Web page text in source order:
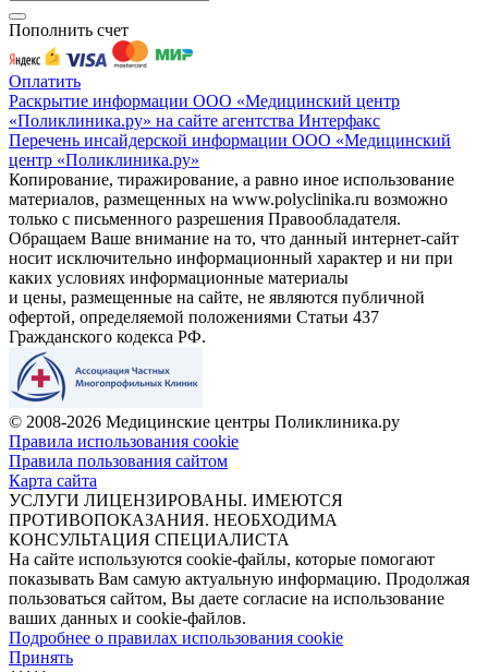
Пополнить счет
Оплатить
Раскрытие информации ООО «Медицинский центр
«Поликлиника.ру» на сайте агентства Интерфакс
Перечень инсайдерской информации ООО «Медицинский
центр «Поликлиника.ру»
Копирование, тиражирование, а равно иное использование
материалов, размещенных на www.polyclinika.ru возможно
только с письменного разрешения Правообладателя.
Обращаем Ваше внимание на то, что данный интернет-сайт
носит исключительно информационный характер и ни при
каких условиях информационные материалы
и цены, размещенные на сайте, не являются публичной
офертой, определяемой положениями Статьи 437
Гражданского кодекса РФ.
© 2008-2026 Медицинские центры Поликлиника.ру
Правила использования cookie
Правила пользования сайтом
Карта сайта
УСЛУГИ ЛИЦЕНЗИРОВАНЫ. ИМЕЮТСЯ
ПРОТИВОПОКАЗАНИЯ. НЕОБХОДИМА
КОНСУЛЬТАЦИЯ СПЕЦИАЛИСТА
На сайте используются cookie-файлы, которые помогают
показывать Вам самую актуальную информацию. Продолжая
пользоваться сайтом, Вы даете согласие на использование
ваших данных и cookie-файлов.
Подробнее о правилах использования cookie
Принять